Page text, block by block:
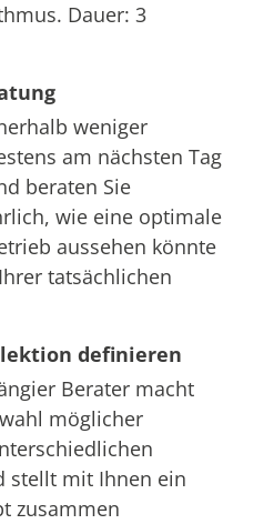
Dauer: 3
weniger
am nächsten Tag
beraten Sie
wie eine optimale
aussehen könnte
tatsächlichen
definieren
Berater macht
möglicher
stellt mit Ihnen ein
zusammen